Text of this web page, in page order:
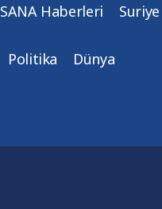
SANA Haberleri Suriye
Politika Dünya